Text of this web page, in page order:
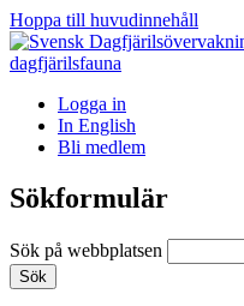
Hoppa till huvudinnehåll
Logga in
In English
Bli medlem
Sökformulär
Sök på webbplatsen